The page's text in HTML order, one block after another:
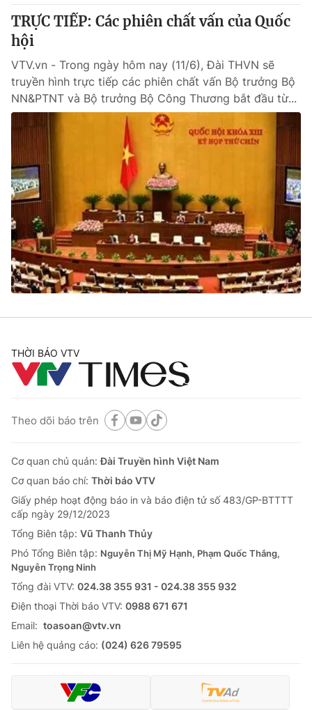
TRỰC TIẾP: Các phiên chất vấn của Quốc
hội
VTV.vn - Trong ngày hôm nay (11/6), Đài THVN sẽ
truyền hình trực tiếp các phiên chất vấn Bộ trưởng Bộ
NN&PTNT và Bộ trưởng Bộ Công Thương bắt đầu từ...
THỜI BÁO VTV
Theo dõi báo trên
Cơ quan chủ quản:Đài Truyền hình Việt Nam
Cơ quan báo chí: Thời báo VTV
Giấy phép hoạt động báo in và báo điện tử số 483/GP-BTTTT
cấp ngày 29/12/2023
Tổng Biên tập: Vũ Thanh Thủy
Phó Tổng Biên tập: Nguyễn Thị Mỹ Hạnh, Phạm Quốc Thắng,
Nguyễn Trọng Ninh
Tổng đài VTV: 024.38 355 931 - 024.38 355 932
Ðiện thoại Thời báo VTV: 0988 671 671
Email: toasoan@vtv.vn
Liên hệ quảng cáo: (024) 626 79595